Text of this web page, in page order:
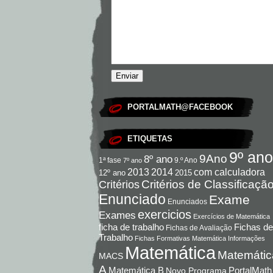
PORTALMATH@FACEBOOK
ETIQUETAS
1ª fase 7º ano 8º ano 9.º Ano 9Ano 9º ano
12º ano 2013 2014 2015 com calculadora
Critérios Critérios de
Enunciado Enunciados Exame
Exames exercicios Exercícios de Matemática
ficha de trabalho Fichas de Avaliação Fichas de
Trabalho Fichas Formativas Matemática Informações
MACS Matemática
A Matemática B Novo Programa PortalMath